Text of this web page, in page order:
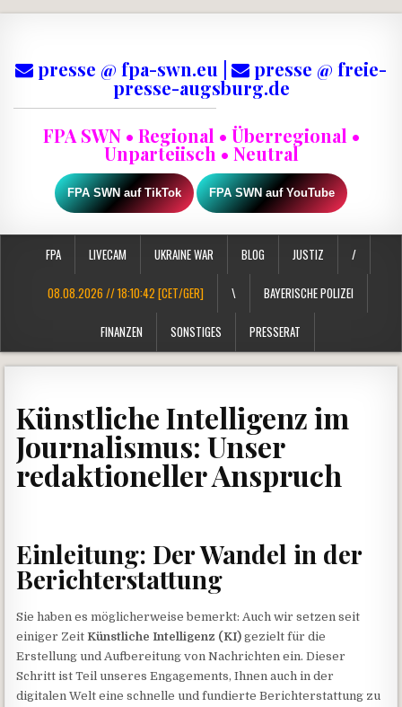
presse @ fpa-swn.eu | presse @ freie-
presse-augsburg.de
FPA SWN • Regional • Überregional •
Unparteiisch • Neutral
FPA SWN auf TikTok FPA SWN auf YouTube
FPA LIVECAM UKRAINE WAR BLOG JUSTIZ /
08.08.2026 // 18:10:42 [CET/GER] \ BAYERISCHE POLIZEI
FINANZEN SONSTIGES PRESSERAT
Künstliche Intelligenz im
Journalismus: Unser
redaktioneller Anspruch
Einleitung: Der Wandel in der
Berichterstattung
Sie haben es möglicherweise bemerkt: Auch wir setzen seit
einiger Zeit Künstliche Intelligenz (KI) gezielt für die
Erstellung und Aufbereitung von Nachrichten ein. Dieser
Schritt ist Teil unseres Engagements, Ihnen auch in der
digitalen Welt eine schnelle und fundierte Berichterstattung zu